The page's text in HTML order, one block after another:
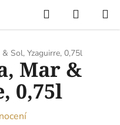
Hledat
KOŠÍK
Sol, Yzaguirre, 0,75l
Mar &
0,75l